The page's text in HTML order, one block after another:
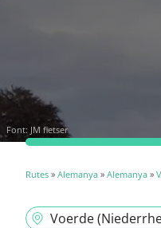
Font: JM fietser
Rutes » Alemanya » Alemanya »
Voerde